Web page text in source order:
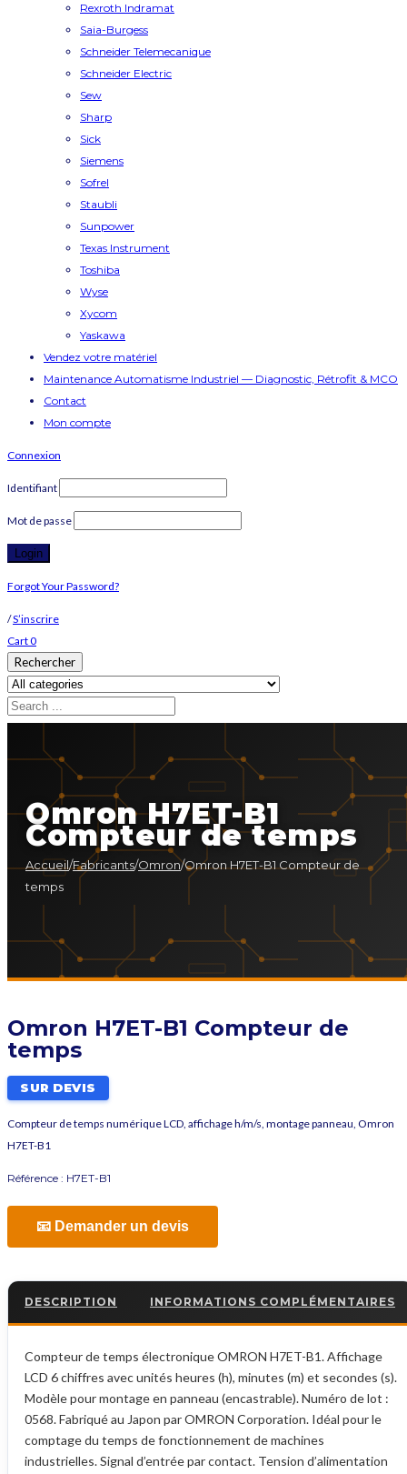
Rexroth Indramat
Saia-Burgess
Schneider Telemecanique
Schneider Electric
Sew
Sharp
Sick
Siemens
Sofrel
Staubli
Sunpower
Texas Instrument
Toshiba
Wyse
Xycom
Yaskawa
Vendez votre matériel
Maintenance Automatisme Industriel — Diagnostic, Rétrofit & MCO
Contact
Mon compte
Connexion
Identifiant
Mot de passe
Forgot Your Password?
/S’inscrire
Cart0
Rechercher
Omron H7ET-B1
Compteur de temps
Accueil/Fabricants/Omron/Omron H7ET-B1 Compteur de
temps
Omron H7ET-B1 Compteur de
temps
SUR DEVIS
Compteur de temps numérique LCD, affichage h/m/s, montage panneau, Omron
H7ET-B1
Référence : H7ET-B1
📧 Demander un devis
DESCRIPTION INFORMATIONS COMPLÉMENTAIRES
Compteur de temps électronique OMRON H7ET-B1. Affichage
LCD 6 chiffres avec unités heures (h), minutes (m) et secondes (s).
Modèle pour montage en panneau (encastrable). Numéro de lot :
0568. Fabriqué au Japon par OMRON Corporation. Idéal pour le
comptage du temps de fonctionnement de machines
industrielles. Signal d’entrée par contact. Tension d’alimentation